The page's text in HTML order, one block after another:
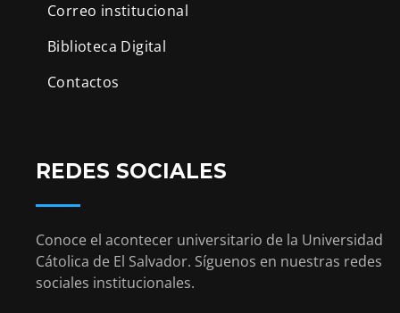
Correo institucional
Biblioteca Digital
Contactos
REDES SOCIALES
Conoce el acontecer universitario de la Universidad
Cátolica de El Salvador. Síguenos en nuestras redes
sociales institucionales.